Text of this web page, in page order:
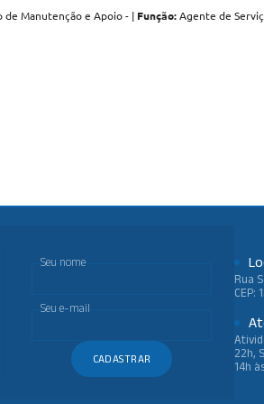
de Manutenção e Apoio - | Função:Agente de
Seu nome
Seu e-mail
CADASTRAR
Rua
CEP:
22h,
14h